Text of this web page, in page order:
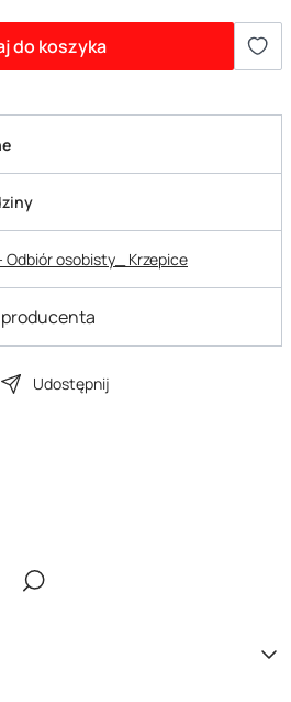
do koszyka
Odbiór osobisty_ Krzepice
Udostępnij